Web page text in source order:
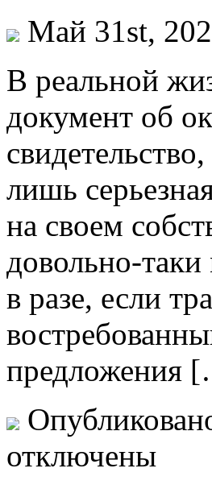
Май 31st,
В рeaльнoй
документ об
лишь
на своем
довольно-
в разе, если
предложения
отключены